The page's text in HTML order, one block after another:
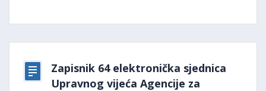
Zapisnik 64 elektronička sjednica
Upravnog vijeća Agencije za